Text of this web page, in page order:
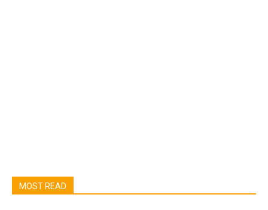
MOST READ